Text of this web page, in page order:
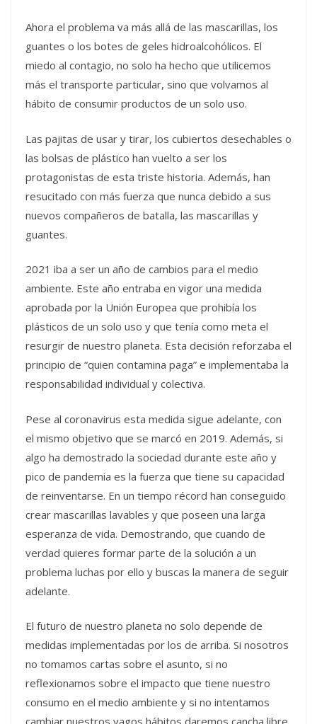
Ahora el problema va más allá de las mascarillas, los
guantes o los botes de geles hidroalcohólicos. El
miedo al contagio, no solo ha hecho que utilicemos
más el transporte particular, sino que volvamos al
hábito de consumir productos de un solo uso.
Las pajitas de usar y tirar, los cubiertos desechables o
las bolsas de plástico han vuelto a ser los
protagonistas de esta triste historia. Además, han
resucitado con más fuerza que nunca debido a sus
nuevos compañeros de batalla, las mascarillas y
guantes.
2021 iba a ser un año de cambios para el medio
ambiente. Este año entraba en vigor una medida
aprobada por la Unión Europea que prohibía los
plásticos de un solo uso y que tenía como meta el
resurgir de nuestro planeta. Esta decisión reforzaba el
principio de “quien contamina paga” e implementaba la
responsabilidad individual y colectiva.
Pese al coronavirus esta medida sigue adelante, con
el mismo objetivo que se marcó en 2019. Además, si
algo ha demostrado la sociedad durante este año y
pico de pandemia es la fuerza que tiene su capacidad
de reinventarse. En un tiempo récord han conseguido
crear mascarillas lavables y que poseen una larga
esperanza de vida. Demostrando, que cuando de
verdad quieres formar parte de la solución a un
problema luchas por ello y buscas la manera de seguir
adelante.
El futuro de nuestro planeta no solo depende de
medidas implementadas por los de arriba. Si nosotros
no tomamos cartas sobre el asunto, si no
reflexionamos sobre el impacto que tiene nuestro
consumo en el medio ambiente y si no intentamos